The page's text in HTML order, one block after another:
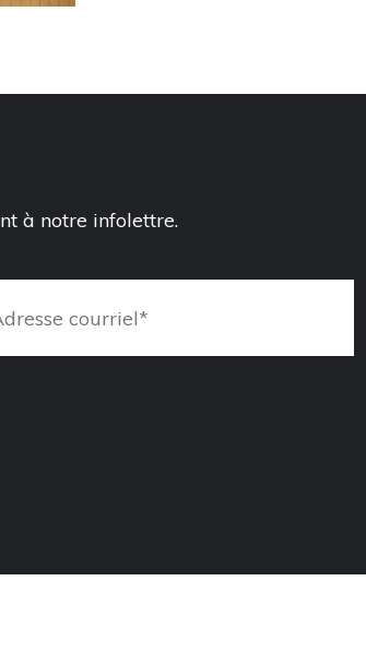
à notre infolettre.